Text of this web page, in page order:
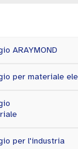
ARAYMOND
per materiale
per l'industria